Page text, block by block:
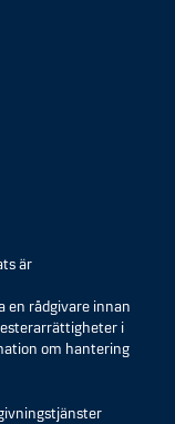
är
en rådgivare innan
i
om hantering